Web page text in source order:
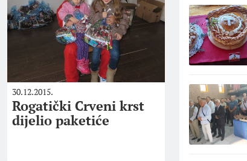
30.12.2015.
Rogatički Crveni krst
dijelio paketiće